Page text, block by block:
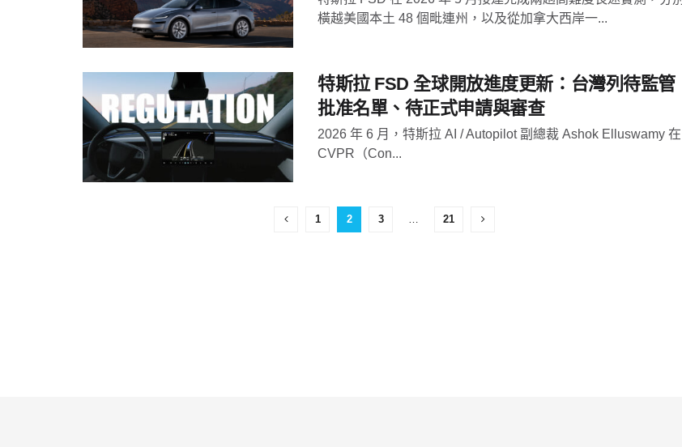
橫越美國本土 48 個毗連州，以及從加拿大西岸一...
特斯拉 FSD 全球開放進度更新：台灣列待監管
批准名單、待正式申請與審查
2026 年 6 月，特斯拉 AI / Autopilot 副總裁 Ashok Elluswamy 在
CVPR（Con...
1 2 3 … 21